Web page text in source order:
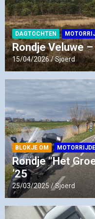
DAGTOCHTEN
Rondje Veluwe –
15/04/2026 Sjoerd
BLOKJE OM
Rondje “Het
’25
25/03/2025 Sjoerd